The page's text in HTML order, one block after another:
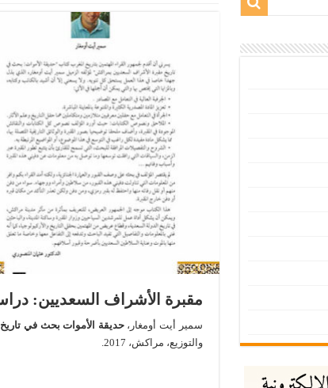
مقبرة الأشراف السعديين:
سمير أيت أومغار،حديقة الأموات بحث في
والتوزيع، مراكش، 2017.